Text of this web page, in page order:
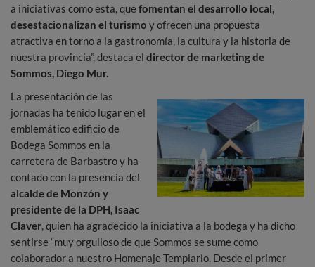
a iniciativas como esta, que fomentan el desarrollo local,
desestacionalizan el turismo y ofrecen una propuesta
atractiva en torno a la gastronomía, la cultura y la historia de
nuestra provincia”, destaca el director de marketing de
Sommos, Diego Mur.
La presentación de las
jornadas ha tenido lugar en el
emblemático edificio de
Bodega Sommos en la
carretera de Barbastro y ha
contado con la presencia del
alcalde de Monzón y
presidente de la DPH, Isaac
Claver, quien ha agradecido la iniciativa a la bodega y ha dicho
sentirse “muy orgulloso de que Sommos se sume como
colaborador a nuestro Homenaje Templario. Desde el primer